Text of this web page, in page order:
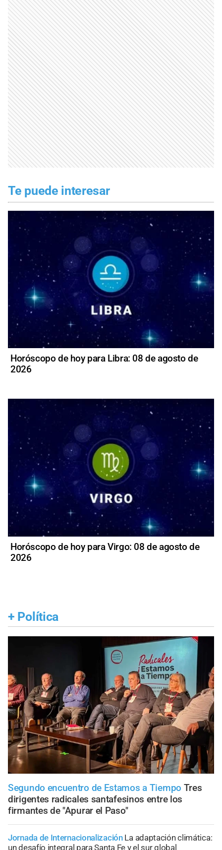
Te puede interesar
Horóscopo de hoy para Libra: 08 de agosto de
2026
Horóscopo de hoy para Virgo: 08 de agosto de
2026
+ Política
Segundo encuentro de Estamos a Tiempo Tres
dirigentes radicales santafesinos entre los
firmantes de "Apurar el Paso"
Jornada de Internacionalización La adaptación climática:
un desafío integral para Santa Fe y el sur global